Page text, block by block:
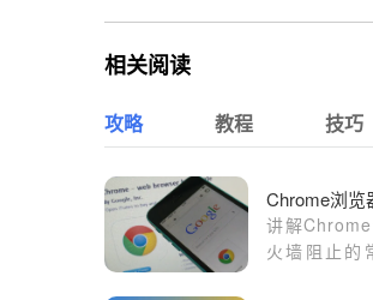
相关阅读
攻略 教程 技巧
讲解
火墙阻止的